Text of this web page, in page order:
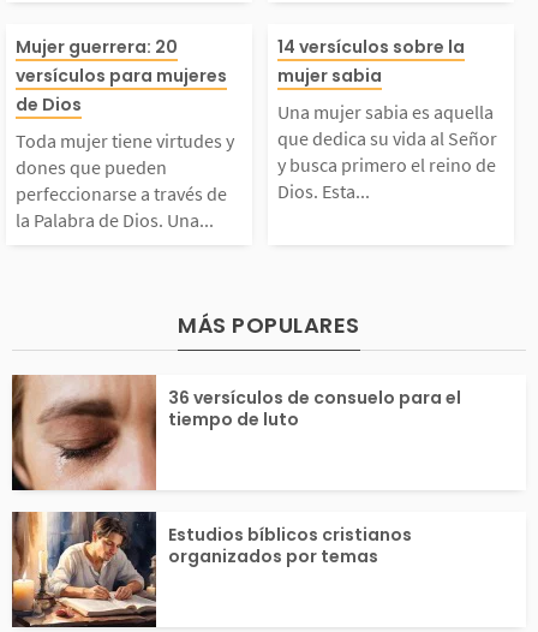
de belleza...
valor a sus ojos.
la Palabra de Dios
preciosa
primeros
e la Biblia
os creando,
mujer tiene virtu
y dones que puede
perfeccionarse a tra
de la Palabra de
Una mujer que s
vuelve a Dios es sab
y bendecida. Puede
la...
Mujer guerrera: 20
versículos para mujeres
de Dios
Toda mujer tiene virtudes y
dones que pueden
perfeccionarse a través de
la Palabra de Dios. Una...
Una mujer
uella que
da al Señor y
imero el reino
ios trae más
y se refleja en
s...
14 versículos sobre la
mujer sabia
Una mujer sabia es aquella
que dedica su vida al Señor
y busca primero el reino de
Dios. Esta...
MÁS POPULARES
36 versículos de consuelo para el
tiempo de luto
Estudios bíblicos cristianos
organizados por temas